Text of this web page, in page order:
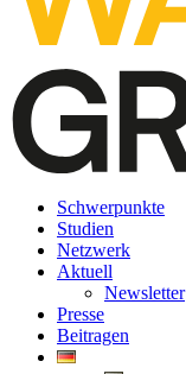
Schwerpunkte
Studien
Netzwerk
Aktuell
Newsletter
Presse
Beitragen